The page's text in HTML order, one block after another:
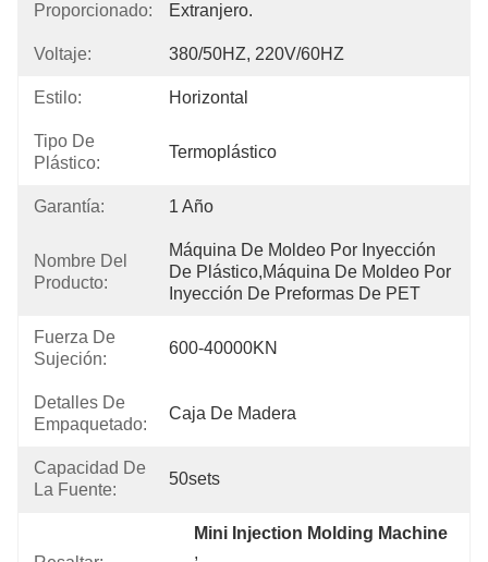
Proporcionado:
Extranjero.
Voltaje: 380/50HZ, 220V/60HZ
Estilo: Horizontal
Tipo De
Plástico:
Termoplástico
Garantía: 1 Año
Nombre Del
Producto:
Máquina De Moldeo Por Inyección
De Plástico,Máquina De Moldeo Por
Inyección De Preformas De PET
Fuerza De
Sujeción:
600-40000KN
Detalles De
Empaquetado:
Caja De Madera
Capacidad De
La Fuente:
50sets
Mini Injection Molding Machine
,